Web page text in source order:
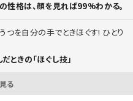
格は、顔を見れば99%わかる。
つを自分の手でときほぐす! ひとり
ときの「ほぐし技」
る